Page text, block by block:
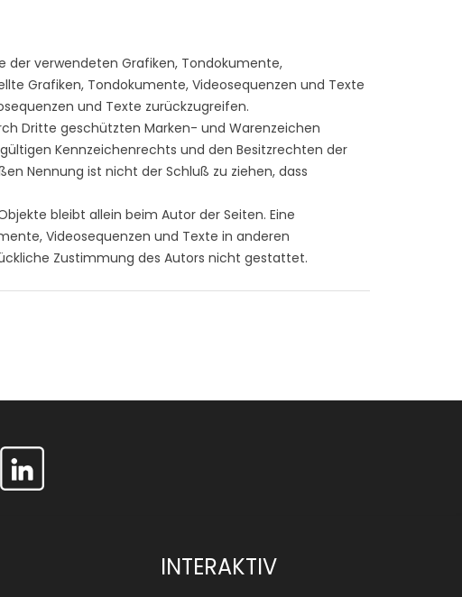
der verwendeten Grafiken, Tondokumente,
Grafiken, Tondokumente, Videosequenzen und Texte
und Texte zurückzugreifen.
Dritte geschützten Marken- und Warenzeichen
Kennzeichenrechts und den Besitzrechten der
Nennung ist nicht der Schluß zu ziehen, dass
bleibt allein beim Autor der Seiten. Eine
Videosequenzen und Texte in anderen
Zustimmung des Autors nicht gestattet.
INTERAKTIV